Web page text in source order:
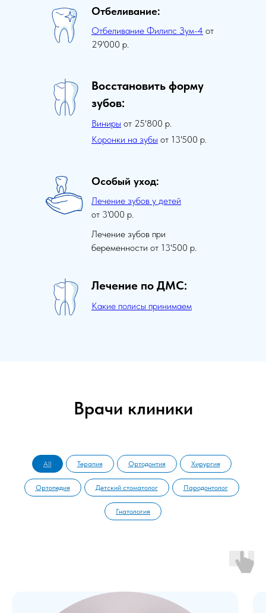
Коронки на зубы от 13'500 р.
Восстановить форму
зубов:
Виниры от 25'800 р.
Отбеливание:
Отбеливание Филипс Зум-4 от
29'000 р.
Какие полисы принимаем
Лечение по ДМС:
Особый уход:
Лечение зубов у детей
от 3'000 р.
Лечение зубов при
беременности от 13'500 р.
Врачи клиники
All Терапия Ортодонтия Хирургия
Ортопедия Детский стоматолог Пародонтолог
Гнатология